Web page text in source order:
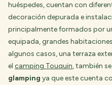
huéspedes, cuentan con
decoración depurada e
principalmente formados por
equipada, grandes
algunos casos, una terraza
el camping Touquin, también
glamping ya que este cuenta